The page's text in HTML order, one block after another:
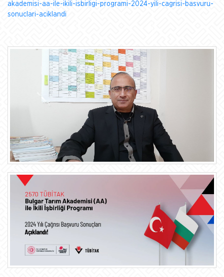
akademisi-aa-ile-ikili-isbirligi-programi-2024-yili-cagrisi-basvuru-
sonuclari-aciklandi